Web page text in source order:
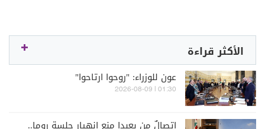
الأكثر قراءة
عون للوزراء: "روحوا ارتاحوا"
01:30 | 2026-08-09
اتصالٌ من بعبدا منع انهيار جلسة روما..